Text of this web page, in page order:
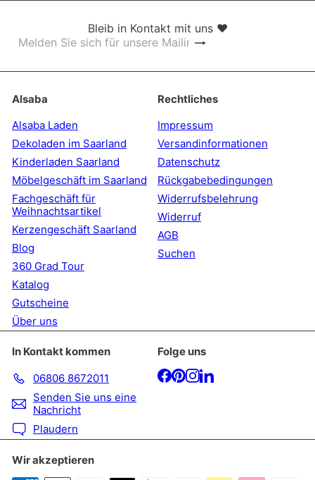
Bleib in Kontakt mit uns ❤
Abonnieren
Melden
sich
unsere
Mailingliste
an
Alsaba
Alsaba Laden
Dekoladen im Saarland
Kinderladen Saarland
Möbelgeschäft im Saarland
Fachgeschäft für
Weihnachtsartikel
Kerzengeschäft Saarland
Blog
360 Grad Tour
Katalog
Gutscheine
Über uns
Rechtliches
Impressum
Versandinformationen
Datenschutz
Rückgabebedingungen
Widerrufsbelehrung
Widerruf
AGB
Suchen
In Kontakt kommen
06806 8672011
Senden Sie uns eine
Nachricht
Plaudern
Folge uns
Facebook
Pinterest
Instagram
LinkedIn
Wir akzeptieren